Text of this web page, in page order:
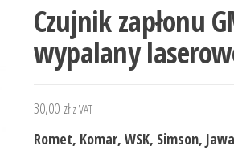
Czujnik zapłonu
wypalany
30,00 zł z VAT
Romet, Komar, WSK, Simson,